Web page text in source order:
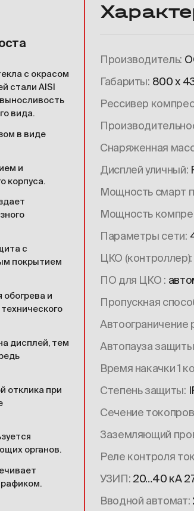
с окрасом
стали AISI
вида.
в виде
и
корпуса.
с
покрытием
и
дисплей, тем
отклика при
органов.
Производитель
Габариты 800 х
Рессивер
Снаряженная
Дисплей уличный
Мощность смарт
Мощность
Параметры сети
ЦКО (контроллер)
ПО для ЦКО
Пропускная
Автоограничение
Автопауза
Время накачки 1
Степень защиты
Сечение
Заземляющий
Реле контроля
УЗИП 20…40 кА
Вводной автомат